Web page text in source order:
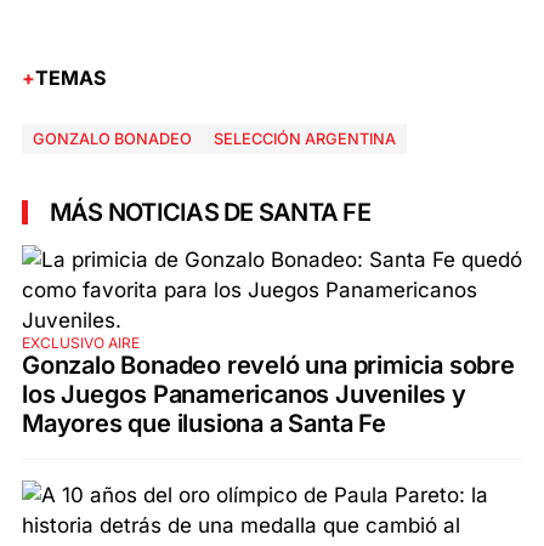
TEMAS
GONZALO BONADEO SELECCIÓN ARGENTINA
MÁS NOTICIAS DE SANTA FE
EXCLUSIVO AIRE
Gonzalo Bonadeo reveló una primicia sobre
los Juegos Panamericanos Juveniles y
Mayores que ilusiona a Santa Fe